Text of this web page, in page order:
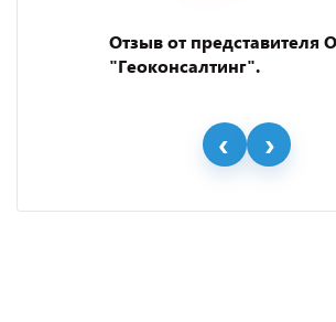
Отзыв от представителя
"Геоконсалтинг".